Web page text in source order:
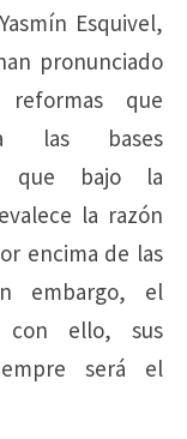
Esquivel,
pronunciado
que
las bases
que bajo la
la razón
encima de las
embargo, el
con ello, sus
será el